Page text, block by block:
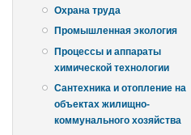
Охрана труда
Промышленная экология
Процессы и аппараты
химической технологии
Сантехника и отопление на
объектах жилищно-
коммунального хозяйства